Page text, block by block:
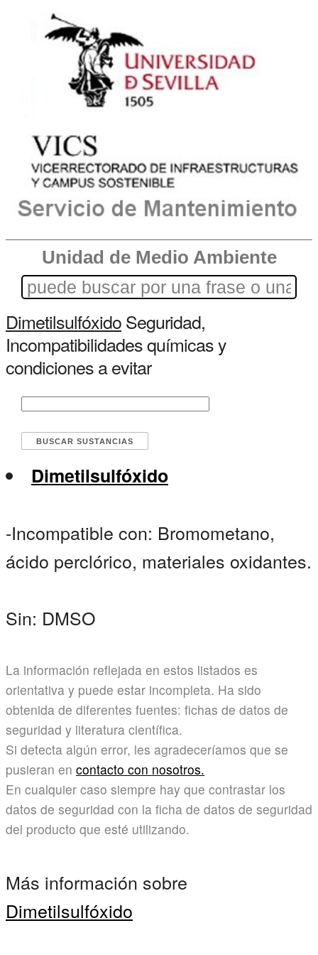
Unidad de Medio Ambiente
DimetilsulfóxidoSeguridad,
Incompatibilidades químicas y
condiciones a evitar
Dimetilsulfóxido
-Incompatible con: Bromometano,
ácido perclórico, materiales oxidantes.
Sin: DMSO
La información reflejada en estos listados es
orientativa y puede estar incompleta. Ha sido
obtenida de diferentes fuentes: fichas de datos de
seguridad y literatura científica.
Si detecta algún error, les agradeceríamos que se
pusieran en contacto con nosotros.
En cualquier caso siempre hay que contrastar los
datos de seguridad con la ficha de datos de seguridad
del producto que esté utilizando.
Más información sobre
Dimetilsulfóxido